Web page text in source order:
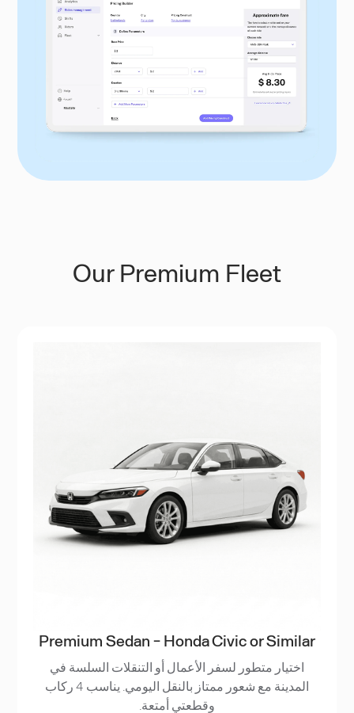
Our Premium Fleet
Premium Sedan - Honda Civic or Similar
اختيار متطور لسفر الأعمال أو التنقلات السلسة في
المدينة مع شعور ممتاز بالنقل اليومي. يناسب 4 ركاب
وقطعتي أمتعة.